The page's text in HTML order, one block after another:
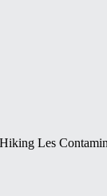
Hiking Les